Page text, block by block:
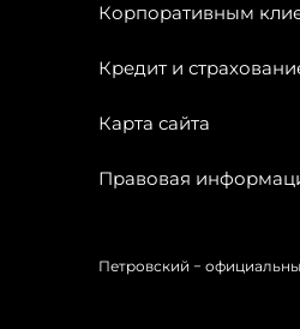
Корпоративным
Кредит и
Карта сайта
Правовая
Петровский −